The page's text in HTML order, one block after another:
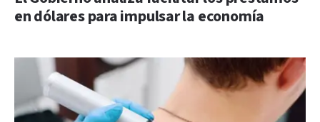
en dólares para impulsar la economía